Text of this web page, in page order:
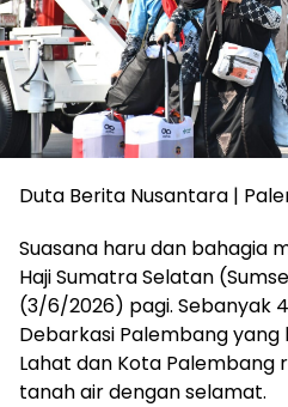
Duta Berita Nusantara |
Suasana haru dan bahagia
Haji Sumatra Selatan
(3/6/2026) pagi. Sebanyak
Debarkasi Palembang
Lahat dan Kota Palembang
tanah air dengan selamat.